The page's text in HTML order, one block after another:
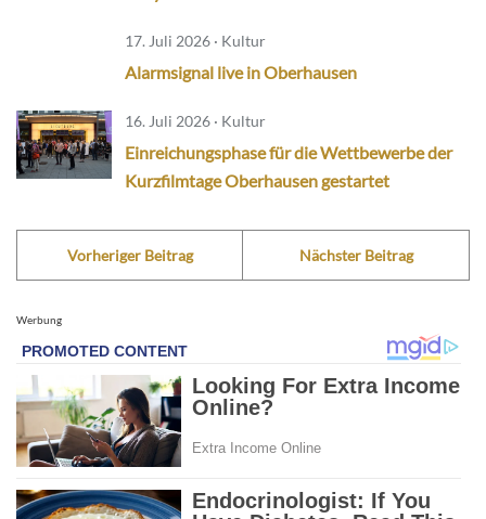
17. Juli 2026 · Kultur
Alarmsignal live in Oberhausen
16. Juli 2026 · Kultur
Einreichungsphase für die Wettbewerbe der
Kurzfilmtage Oberhausen gestartet
Vorheriger Beitrag Nächster Beitrag
Werbung